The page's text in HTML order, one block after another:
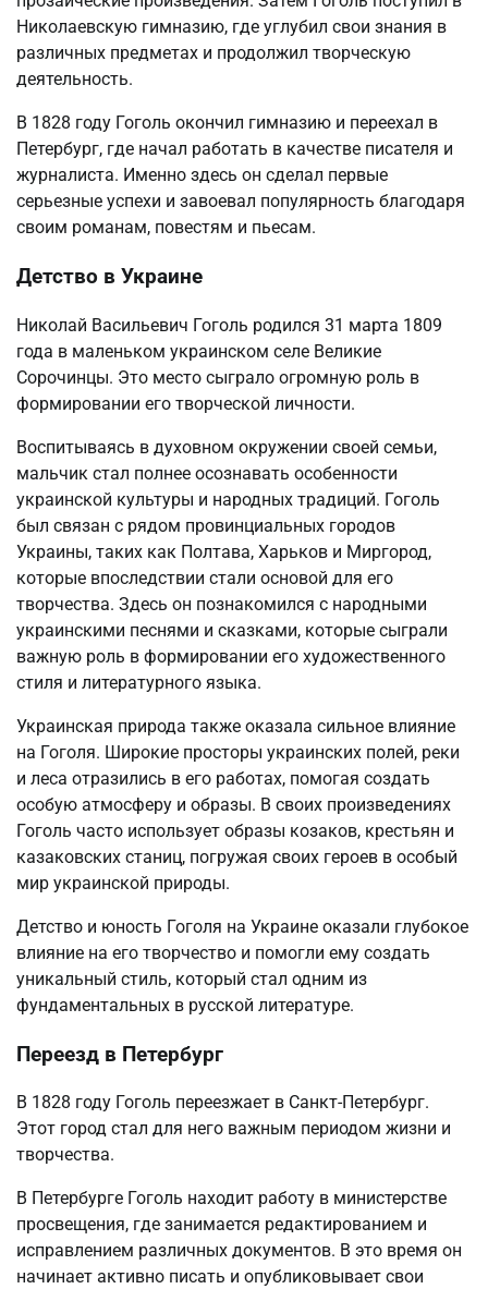
Николаевскую гимназию, где углубил свои знания в
различных предметах и продолжил творческую
деятельность.
В 1828 году Гоголь окончил гимназию и переехал в
Петербург, где начал работать в качестве писателя и
журналиста. Именно здесь он сделал первые
серьезные успехи и завоевал популярность благодаря
своим романам, повестям и пьесам.
Детство в Украине
Николай Васильевич Гоголь родился 31 марта 1809
года в маленьком украинском селе Великие
Сорочинцы. Это место сыграло огромную роль в
формировании его творческой личности.
Воспитываясь в духовном окружении своей семьи,
мальчик стал полнее осознавать особенности
украинской культуры и народных традиций. Гоголь
был связан с рядом провинциальных городов
Украины, таких как Полтава, Харьков и Миргород,
которые впоследствии стали основой для его
творчества. Здесь он познакомился с народными
украинскими песнями и сказками, которые сыграли
важную роль в формировании его художественного
стиля и литературного языка.
Украинская природа также оказала сильное влияние
на Гоголя. Широкие просторы украинских полей, реки
и леса отразились в его работах, помогая создать
особую атмосферу и образы. В своих произведениях
Гоголь часто использует образы козаков, крестьян и
казаковских станиц, погружая своих героев в особый
мир украинской природы.
Детство и юность Гоголя на Украине оказали глубокое
влияние на его творчество и помогли ему создать
уникальный стиль, который стал одним из
фундаментальных в русской литературе.
Переезд в Петербург
В 1828 году Гоголь переезжает в Санкт-Петербург.
Этот город стал для него важным периодом жизни и
творчества.
В Петербурге Гоголь находит работу в министерстве
просвещения, где занимается редактированием и
исправлением различных документов. В это время он
начинает активно писать и опубликовывает свои